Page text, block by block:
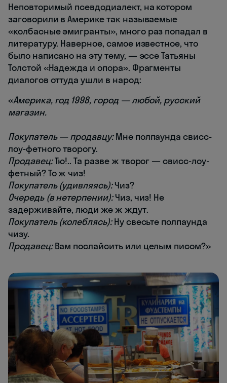
Неповторимый псевдодиалект, на котором
заговорили в Америке так называемые
«колбасные эмигранты», много раз попадал в
литературу. Наверное, самое известное, что
было написано на эту тему, — эссе Татьяны
Толстой «Надежда и опора». Фрагменты
диалогов оттуда ушли в народ:
«Америка, год 1998, город — любой, русский
магазин.
Покупатель — продавцу:Мне полпаунда свисс-
лоу-фетного творогу.
Продавец:Тю!.. Та разве ж творог — свисс-лоу-
фетный? То ж чиз!
Покупатель (удивляясь):Чиз?
Очередь (в нетерпении):Чиз, чиз! Не
задерживайте, люди же ж ждут.
Покупатель (колеблясь):Ну свесьте полпаунда
чизу.
Продавец:Вам послайсить или целым писом?»